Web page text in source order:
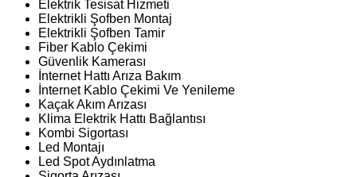
Elektrik Tesisat Hizmeti
Elektrikli Şofben Montaj
Elektrikli Şofben Tamir
Fiber Kablo Çekimi
Güvenlik Kamerası
İnternet Hattı Arıza Bakım
İnternet Kablo Çekimi Ve Yenileme
Kaçak Akım Arızası
Klima Elektrik Hattı Bağlantısı
Kombi Sigortası
Led Montajı
Led Spot Aydınlatma